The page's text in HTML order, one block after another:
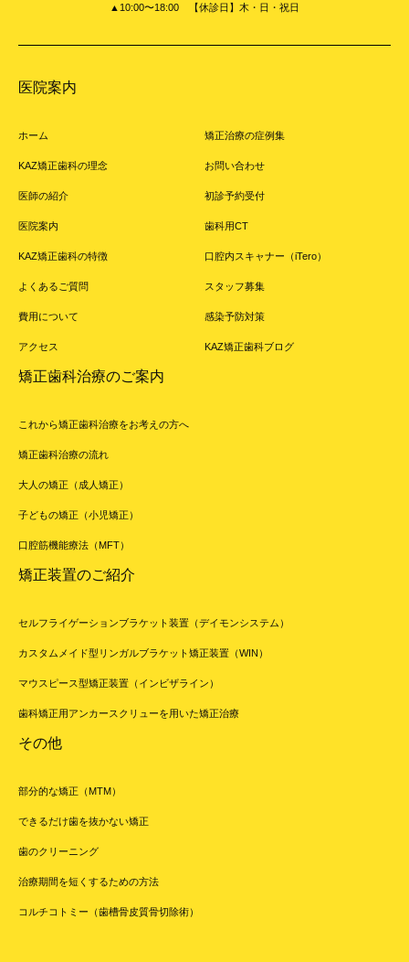
▲10:00〜18:00 【休診日】木・日・祝日
医院案内
ホーム
KAZ矯正歯科の理念
医師の紹介
医院案内
KAZ矯正歯科の特徴
よくあるご質問
費用について
アクセス
矯正治療の症例集
お問い合わせ
初診予約受付
歯科用CT
口腔内スキャナー（iTero）
スタッフ募集
感染予防対策
KAZ矯正歯科ブログ
矯正歯科治療のご案内
これから矯正歯科治療をお考えの方へ
矯正歯科治療の流れ
大人の矯正（成人矯正）
子どもの矯正（小児矯正）
口腔筋機能療法（MFT）
矯正装置のご紹介
セルフライゲーションブラケット装置（デイモンシステム）
カスタムメイド型リンガルブラケット矯正装置（WIN）
マウスピース型矯正装置（インビザライン）
歯科矯正用アンカースクリューを用いた矯正治療
その他
部分的な矯正（MTM）
できるだけ歯を抜かない矯正
歯のクリーニング
治療期間を短くするための方法
コルチコトミー（歯槽骨皮質骨切除術）